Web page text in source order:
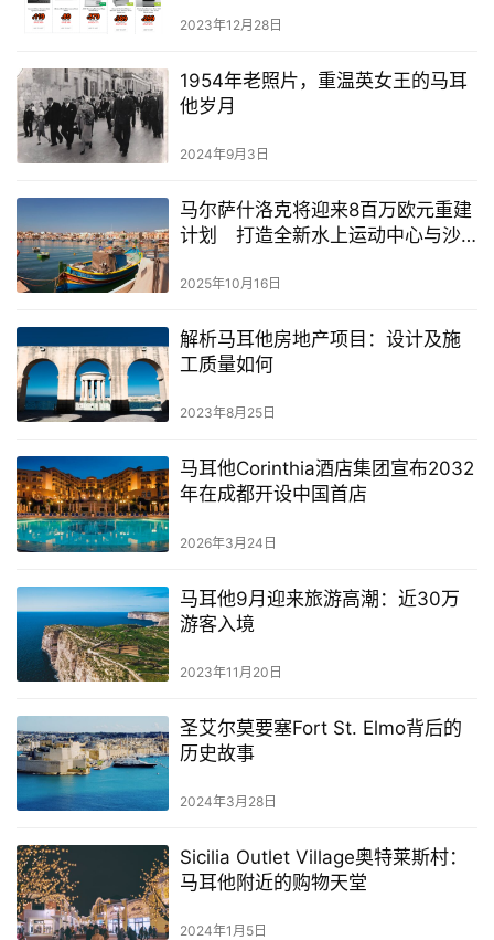
2023年12月28日
1954年老照片，重温英女王的马耳
他岁月
2024年9月3日
马尔萨什洛克将迎来8百万欧元重建
计划 打造全新水上运动中心与沙
2025年10月16日
解析马耳他房地产项目：设计及施
工质量如何
2023年8月25日
马耳他Corinthia酒店集团宣布2032
年在成都开设中国首店
2026年3月24日
马耳他9月迎来旅游高潮：近30万
游客入境
2023年11月20日
圣艾尔莫要塞Fort St. Elmo背后的
历史故事
2024年3月28日
Sicilia Outlet Village奥特莱斯村：
马耳他附近的购物天堂
2024年1月5日